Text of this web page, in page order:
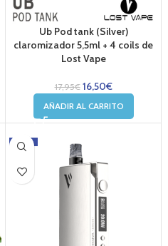
Ub Pod tank (Silver)
claromizador 5,5ml + 4 coils de
Lost Vape
17,95€ 16,50€
AÑADIR AL CARRITO
-20%